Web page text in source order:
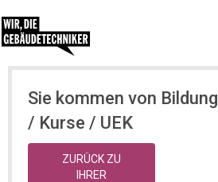
Sie kommen von Bildung
/ Kurse / UEK
ZURÜCK ZU
IHRER